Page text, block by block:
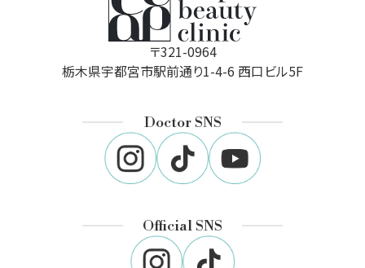
〒321-0964
栃木県宇都宮市駅前通り1-4-6 西口ビル5F
Doctor SNS
Official SNS